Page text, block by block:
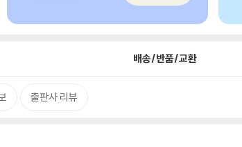
배송/반품/교환
출판사 리뷰